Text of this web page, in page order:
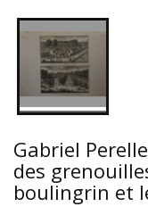
Gabriel
des
boulingrin et